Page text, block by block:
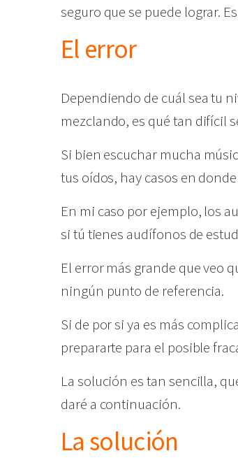
seguro que se puede lograr.
El error
Dependiendo de cuál sea tu
mezclando, es qué tan difícil
Si bien escuchar mucha
tus oídos, hay casos en
En mi caso por ejemplo, los
si tú tienes audífonos de
El error más grande que veo
ningún punto de referencia.
Si de por si ya es más
prepararte para el posible
La solución es tan sencilla,
daré a continuación.
La solución